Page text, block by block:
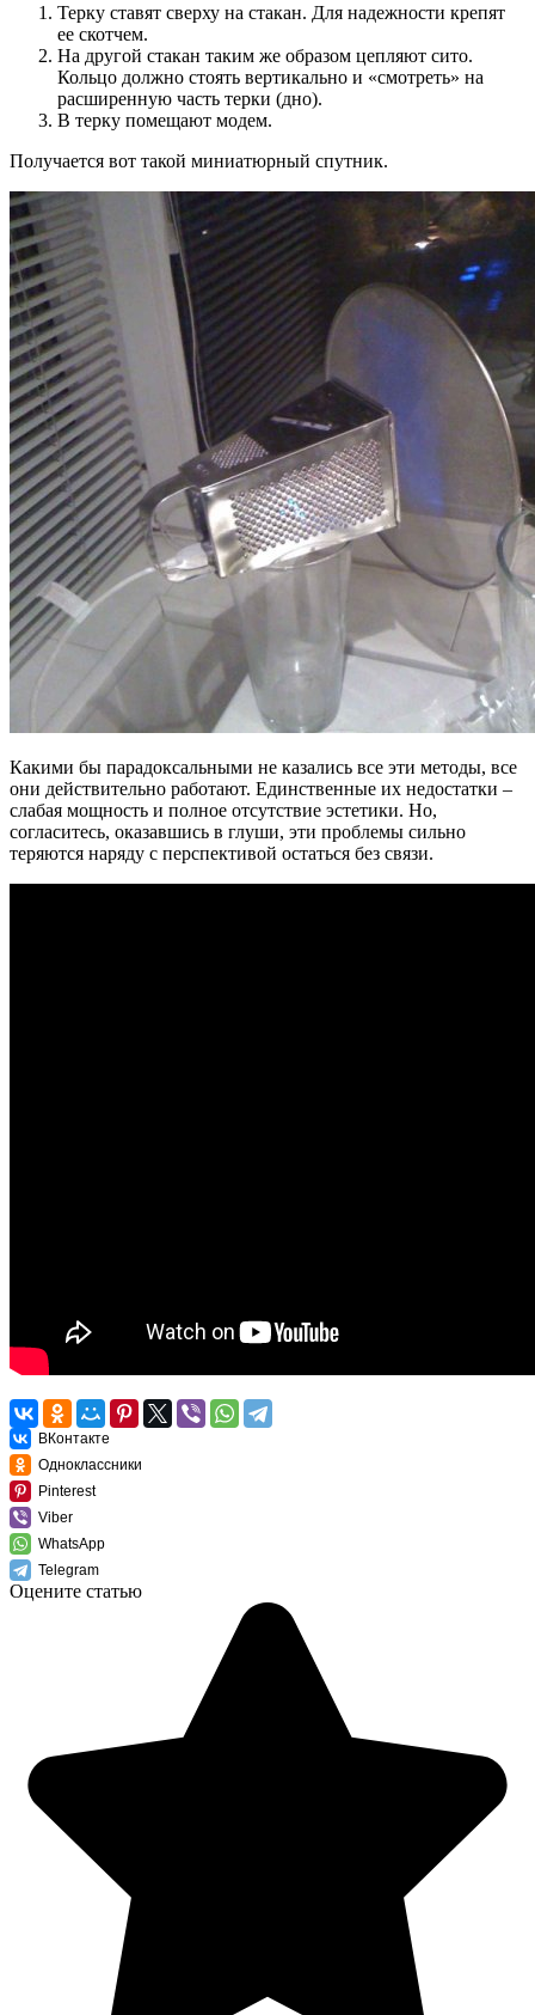
Терку ставят сверху на стакан. Для надежности крепят
ее скотчем.
На другой стакан таким же образом цепляют сито.
Кольцо должно стоять вертикально и «смотреть» на
расширенную часть терки (дно).
В терку помещают модем.
Получается вот такой миниатюрный спутник.
Какими бы парадоксальными не казались все эти методы, все
они действительно работают. Единственные их недостатки –
слабая мощность и полное отсутствие эстетики. Но,
согласитесь, оказавшись в глуши, эти проблемы сильно
теряются наряду с перспективой остаться без связи.
ВКонтакте
Одноклассники
Pinterest
Viber
WhatsApp
Telegram
Оцените статью